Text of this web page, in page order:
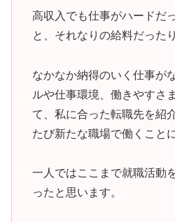
高収入でも仕事がハードだ
と、それなりの給料だった
なかなか納得のいく仕事が
ルや仕事環境、働きやすさ
て、私に合った転職先を紹
たび新たな職場で働くこと
一人ではここまで就職活動
ったと思います。